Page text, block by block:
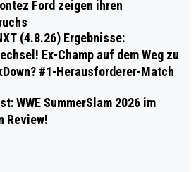
Ford zeigen ihren
(4.8.26) Ergebnisse:
Ex-Champ auf dem Weg zu
#1-Herausforderer-Match
WWE SummerSlam 2026 im
Review!